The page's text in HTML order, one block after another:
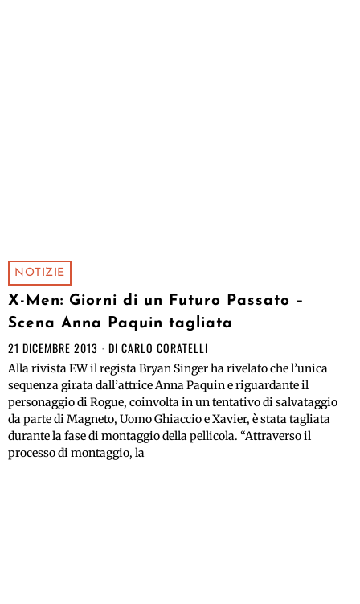
NOTIZIE
X-Men: Giorni di un Futuro Passato –
Scena Anna Paquin tagliata
21 DICEMBRE 2013 DI CARLO CORATELLI
Alla rivista EW il regista Bryan Singer ha rivelato che l’unica
sequenza girata dall’attrice Anna Paquin e riguardante il
personaggio di Rogue, coinvolta in un tentativo di salvataggio
da parte di Magneto, Uomo Ghiaccio e Xavier, è stata tagliata
durante la fase di montaggio della pellicola. “Attraverso il
processo di montaggio, la